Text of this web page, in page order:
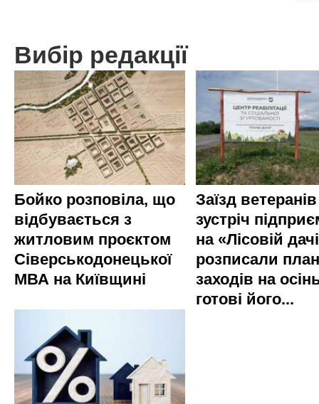
Вибір редакції
Бойко розповіла, що
відбувається з
житловим проєктом
Сіверськодонецької
МВА на Київщині
Заїзд
зустріч
на «Лісовій
розписали план
заходів на
готові його...